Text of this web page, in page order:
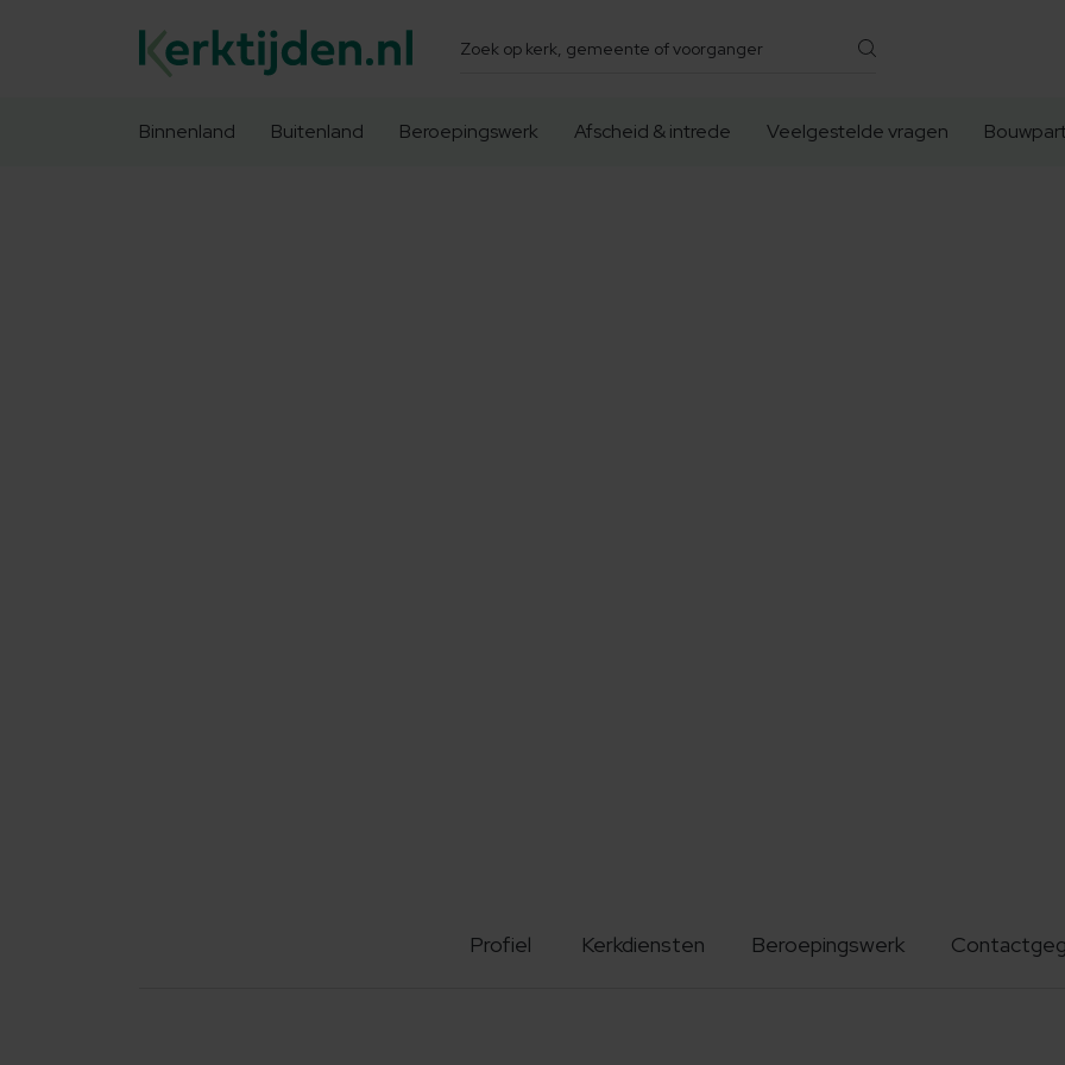
Zoeken
Binnenland Buitenland Beroepingswerk Afscheid & intrede Veelgestelde vragen
Profiel Kerkdiensten Beroepingswerk